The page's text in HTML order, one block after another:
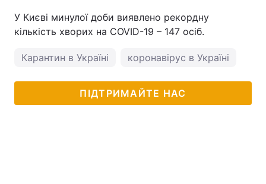
У Києві минулої доби виявлено рекордну
кількість хворих на COVID-19 – 147 осіб.
Карантин в Україні коронавірус в Україні
ПІДТРИМАЙТЕ НАС